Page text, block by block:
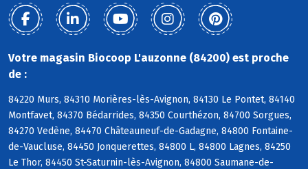
Votre magasin Biocoop L'auzonne (84200) est proche
de :
84220 Murs, 84310 Morières-lès-Avignon, 84130 Le Pontet, 84140
Montfavet, 84370 Bédarrides, 84350 Courthézon, 84700 Sorgues,
84270 Vedène, 84470 Châteauneuf-de-Gadagne, 84800 Fontaine-
de-Vaucluse, 84450 Jonquerettes, 84800 L, 84800 Lagnes, 84250
Le Thor, 84450 St-Saturnin-lès-Avignon, 84800 Saumane-de-